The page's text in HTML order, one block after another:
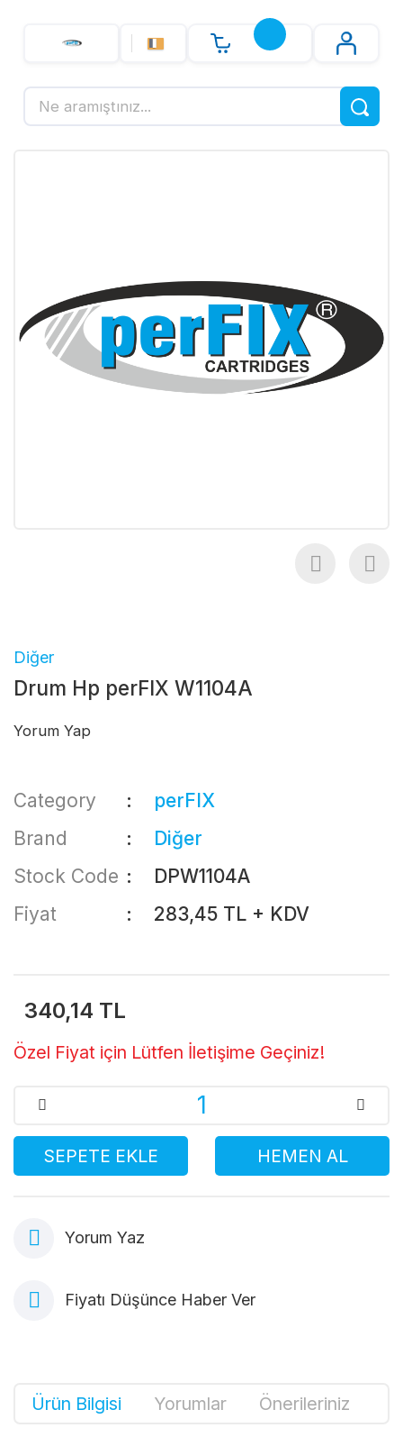
Diğer
Drum Hp perFIX W1104A
Yorum Yap
Category
perFIX
Brand
Diğer
Stock Code
DPW1104A
Fiyat
283,45 TL + KDV
340,14 TL
Özel Fiyat için Lütfen İletişime Geçiniz!
SEPETE EKLE HEMEN AL
Yorum Yaz
Fiyatı Düşünce Haber Ver
Ürün Bilgisi Yorumlar Önerileriniz